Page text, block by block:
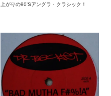
上がりの90'Sアングラ・クラシック！